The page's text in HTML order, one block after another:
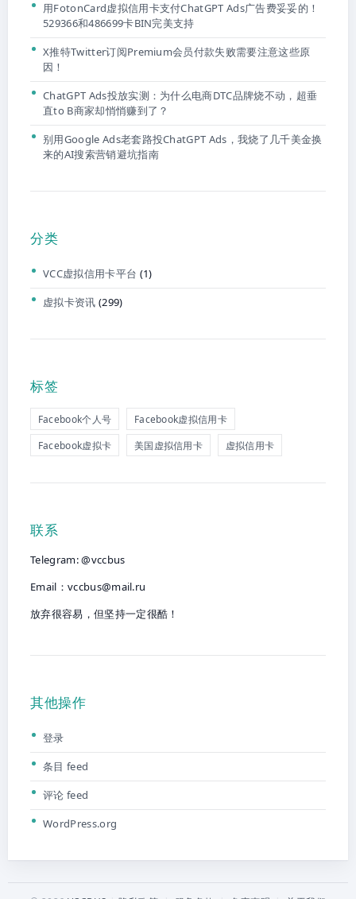
用FotonCard虚拟信用卡支付ChatGPT Ads广告费妥妥的！
529366和486699卡BIN完美支持
X推特Twitter订阅Premium会员付款失败需要注意这些原
因！
ChatGPT Ads投放实测：为什么电商DTC品牌烧不动，超垂
直to B商家却悄悄赚到了？
别用Google Ads老套路投ChatGPT Ads，我烧了几千美金换
来的AI搜索营销避坑指南
分类
VCC虚拟信用卡平台 (1)
虚拟卡资讯 (299)
标签
Facebook个人号
Facebook虚拟信用卡
Facebook虚拟卡
美国虚拟信用卡 虚拟信用卡
联系
Telegram: @vccbus
Email： vccbus@mail.ru
放弃很容易，但坚持一定很酷！
其他操作
登录
条目 feed
评论 feed
WordPress.org